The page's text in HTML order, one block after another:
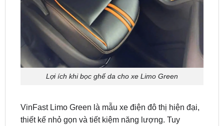
Lợi ích khi bọc ghế da cho xe Limo Green
VinFast Limo Green là mẫu xe điện đô thị hiện đại,
nhiên, ghế nỉ nguyên bản của xe có nhược điểm dễ
bám bụi, thấm nước, khó vệ sinh và nhanh xuống